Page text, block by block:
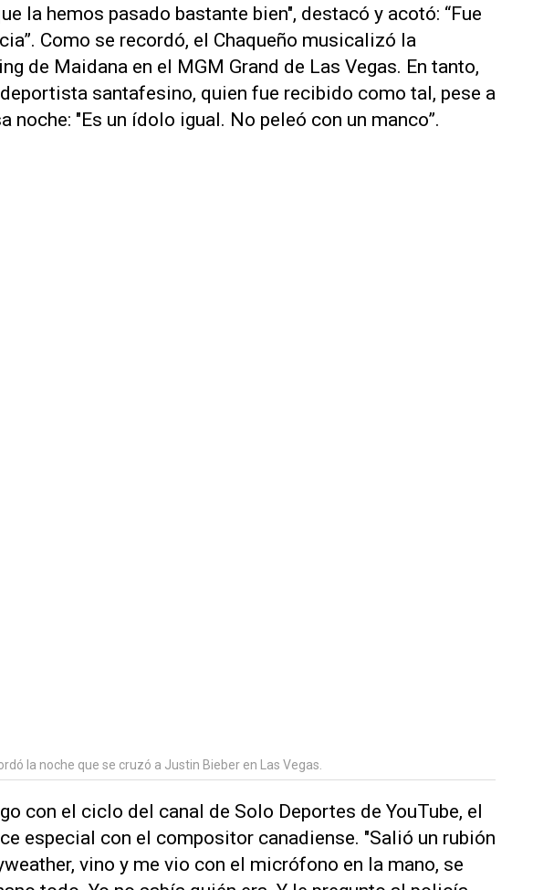
la hemos pasado bastante bien", destacó y acotó: “Fue
Como se recordó, el Chaqueño musicalizó la
de Maidana en el MGM Grand de Las Vegas. En tanto,
santafesino, quien fue recibido como tal, pese a
noche: "Es un ídolo igual. No peleó con un manco”.
la noche que se cruzó a Justin Bieber en Las Vegas.
con el ciclo del canal de Solo Deportes de YouTube, el
especial con el compositor canadiense. "Salió un rubión
vino y me vio con el micrófono en la mano, se